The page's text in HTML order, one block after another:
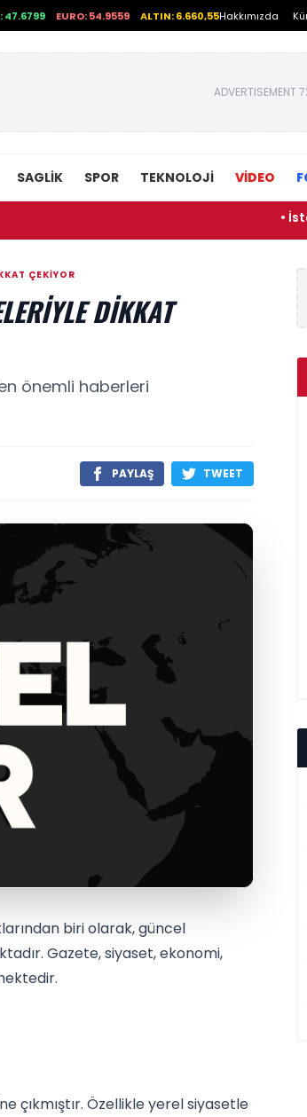
47.6799 EURO: 54.9559 ALTIN: 6.660,55Hakkımızda
ADVERTISEMENT
SAGLIK SPOR TEKNOLOJI VİDEO
•
ÇEKIYOR
DIKKAT
önemli haberleri
PAYLAŞ TWEET
biri olarak, güncel
Gazete, siyaset, ekonomi,
çıkmıştır. Özellikle yerel siyasetle